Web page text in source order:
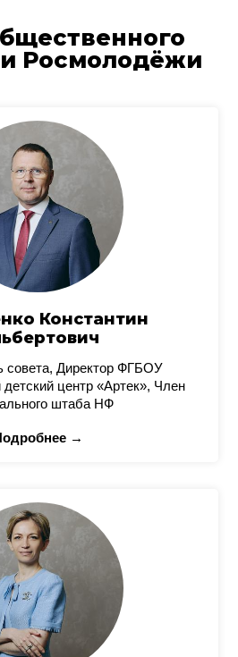
Росмолодёжи
Константин
совета, Директор ФГБОУ
центр «Артек», Член
штаба НФ
→